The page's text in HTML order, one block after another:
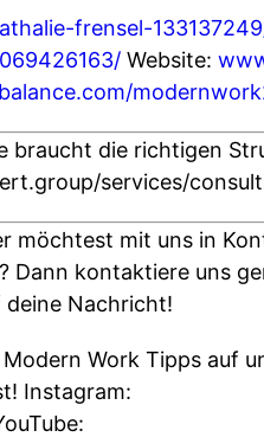
frensel-
Website:
braucht die richtigen
services/
möchtest mit uns in
Dann kontaktiere uns
deine Nachricht!
Work Tipps auf
Instagram: